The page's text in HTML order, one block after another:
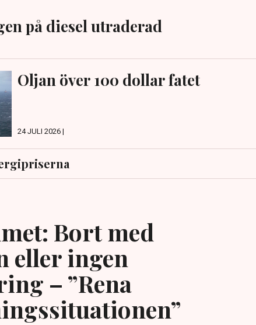
på diesel utraderad
Oljan över 100 dollar fatet
24 JULI 2026 |
Bort med
eller ingen
– ”Rena